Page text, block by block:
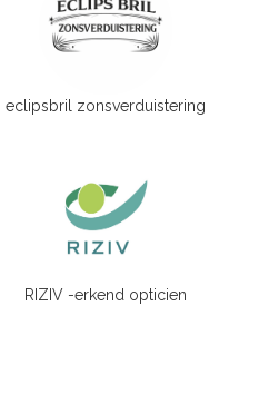
eclipsbril zonsverduistering
RIZIV -erkend opticien